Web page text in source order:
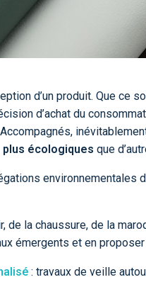
d’un produit. Que ce
d’achat du
plus écologiques que
environnementales
la chaussure, de la
émergents et en
: travaux de veille